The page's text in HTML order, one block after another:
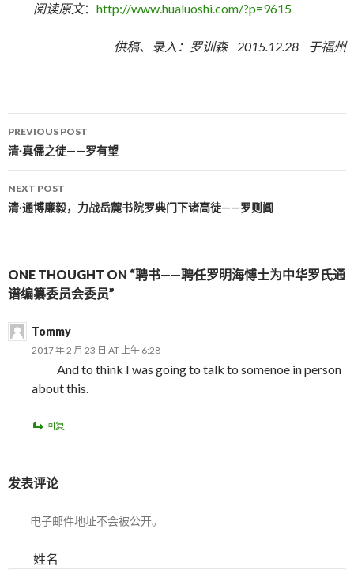
阅读原文： http://www.hualuoshi.com/?p=9615
供稿、录入：罗训森 2015.12.28 于福州
Post navigation
PREVIOUS POST
清·真儒之徒——罗有望
NEXT POST
清·通博廉毅，力战岳麓书院罗典门下诸高徒——罗则阊
ONE THOUGHT ON “聘书——聘任罗明海愽士为中华罗氏通
谱编纂委员会委员”
Tommy
2017 年 2 月 23 日 AT 上午 6:28
And to think I was going to talk to somenoe in person
about this.
回复
发表评论
电子邮件地址不会被公开。
姓名